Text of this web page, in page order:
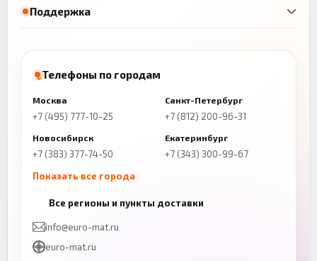
Поддержка
Телефоны по городам
Москва
+7 (495) 777-10-25
Санкт-Петербург
+7 (812) 200-96-31
Новосибирск
+7 (383) 377-74-50
Екатеринбург
+7 (343) 300-99-67
Показать все города
+7 (843) 206-01-30
Челябинск
+7 (343) 300-99-67
Все регионы и пункты доставки
info@euro-mat.ru
euro-mat.ru